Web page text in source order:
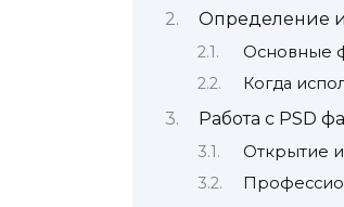
Определение
Основные
Когда
Работа с PSD
Открытие